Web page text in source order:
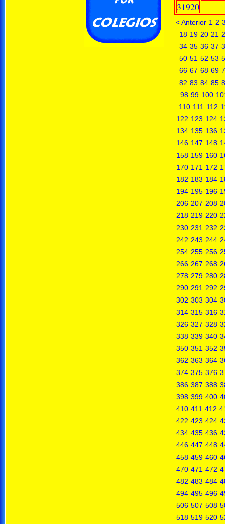
31920
< Anterior 1 2
18 19 20 21
34 35 36 37
50 51 52 53
66 67 68 69
82 83 84 85
98 99 100
110 111 112
122 123 124
134 135 136
146 147 148
158 159 160
170 171 172
182 183 184
194 195 196
206 207 208
218 219 220
230 231 232
242 243 244
254 255 256
266 267 268
278 279 280
290 291 292
302 303 304
314 315 316
326 327 328
338 339 340
350 351 352
362 363 364
374 375 376
386 387 388
398 399 400
410 411 412
422 423 424
434 435 436
446 447 448
458 459 460
470 471 472
482 483 484
494 495 496
506 507 508
518 519 520